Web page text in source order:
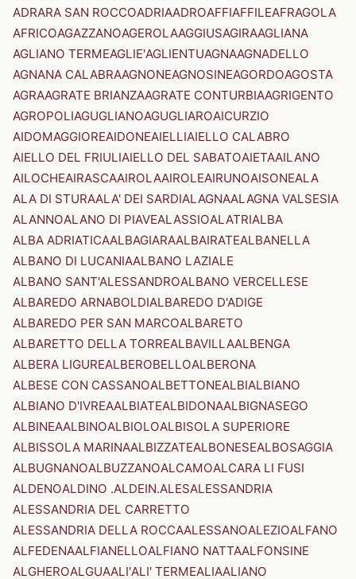
ADRARA SAN ROCCOADRIAADROAFFIAFFILEAFRAGOLA
AFRICOAGAZZANOAGEROLAAGGIUSAGIRAAGLIANA
AGLIANO TERMEAGLIE'AGLIENTUAGNAAGNADELLO
AGNANA CALABRAAGNONEAGNOSINEAGORDOAGOSTA
AGRAAGRATE BRIANZAAGRATE CONTURBIAAGRIGENTO
AGROPOLIAGUGLIANOAGUGLIAROAICURZIO
AIDOMAGGIOREAIDONEAIELLIAIELLO CALABRO
AIELLO DEL FRIULIAIELLO DEL SABATOAIETAAILANO
AILOCHEAIRASCAAIROLAAIROLEAIRUNOAISONEALA
ALA DI STURAALA' DEI SARDIALAGNAALAGNA VALSESIA
ALANNOALANO DI PIAVEALASSIOALATRIALBA
ALBA ADRIATICAALBAGIARAALBAIRATEALBANELLA
ALBANO DI LUCANIAALBANO LAZIALE
ALBANO SANT'ALESSANDROALBANO VERCELLESE
ALBAREDO ARNABOLDIALBAREDO D'ADIGE
ALBAREDO PER SAN MARCOALBARETO
ALBARETTO DELLA TORREALBAVILLAALBENGA
ALBERA LIGUREALBEROBELLOALBERONA
ALBESE CON CASSANOALBETTONEALBIALBIANO
ALBIANO D'IVREAALBIATEALBIDONAALBIGNASEGO
ALBINEAALBINOALBIOLOALBISOLA SUPERIORE
ALBISSOLA MARINAALBIZZATEALBONESEALBOSAGGIA
ALBUGNANOALBUZZANOALCAMOALCARA LI FUSI
ALDENOALDINO .ALDEIN.ALESALESSANDRIA
ALESSANDRIA DEL CARRETTO
ALESSANDRIA DELLA ROCCAALESSANOALEZIOALFANO
ALFEDENAALFIANELLOALFIANO NATTAALFONSINE
ALGHEROALGUAALI'ALI' TERMEALIAALIANO